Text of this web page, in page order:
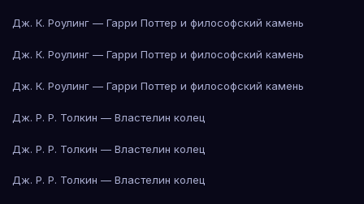
Дж. К. Роулинг — Гарри Поттер и философский камень
Дж. К. Роулинг — Гарри Поттер и философский камень
Дж. К. Роулинг — Гарри Поттер и философский камень
Дж. Р. Р. Толкин — Властелин колец
Дж. Р. Р. Толкин — Властелин колец
Дж. Р. Р. Толкин — Властелин колец